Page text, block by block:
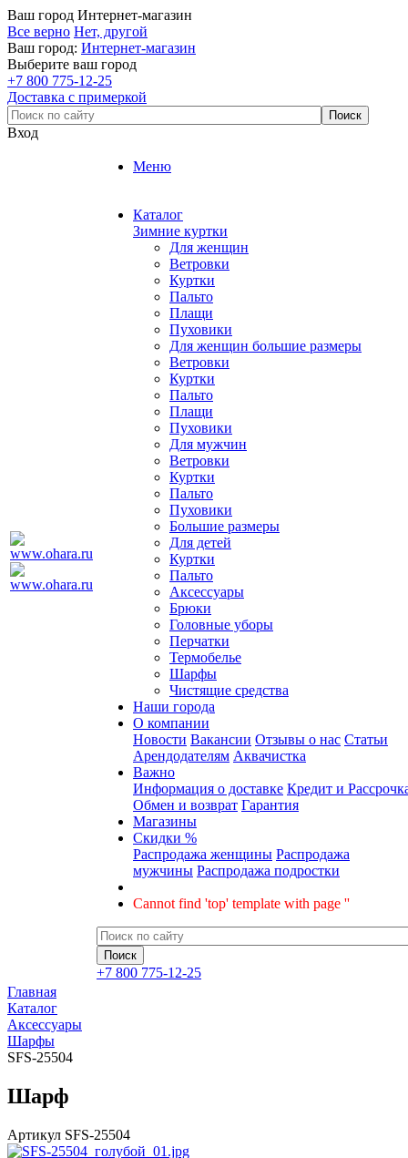
Ваш город Интернет-магазин
Все верно Нет, другой
Ваш город: Интернет-магазин
Выберите ваш город
+7 800 775-12-25
Доставка с примеркой
Вход
Меню
Каталог
Зимние куртки
Для женщин
Ветровки
Куртки
Пальто
Плащи
Пуховики
Для женщин большие размеры
Ветровки
Куртки
Пальто
Плащи
Пуховики
Для мужчин
Ветровки
Куртки
Пальто
Пуховики
Большие размеры
Для детей
Куртки
Пальто
Аксессуары
Брюки
Головные уборы
Перчатки
Термобелье
Шарфы
Чистящие средства
Наши города
О компании
Новости Вакансии Отзывы о нас Статьи
Арендодателям Аквачистка
Важно
Информация о доставке Кредит и
Обмен и возврат Гарантия
Магазины
Скидки %
Распродажа женщины Распродажа
мужчины Распродажа подростки
Cannot find 'top' template with page ''
+7 800 775-12-25
Главная
Каталог
Аксессуары
Шарфы
SFS-25504
Шарф
Артикул SFS-25504